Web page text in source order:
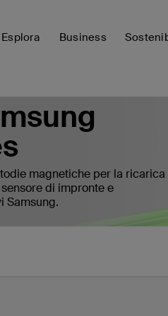
Esplora Business
magnetiche per la ricarica
di impronte e
Samsung.